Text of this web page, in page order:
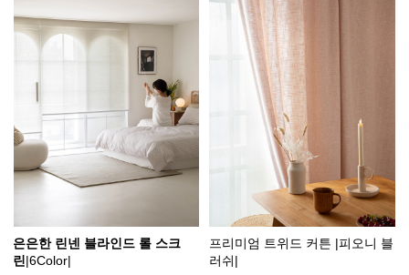
은은한 린넨 블라인드 롤 스크
린|6Color|
프리미엄 트위드 커튼 |피오니 블
러쉬|